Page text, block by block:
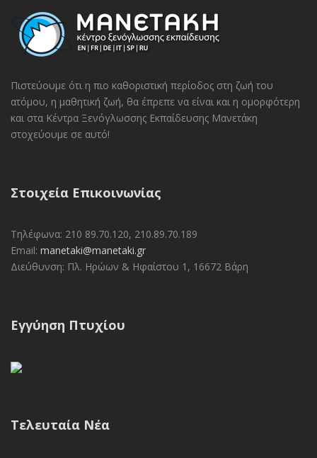
Πιστεύουμε ότι η πιο καθοριστική περίοδος στη ζωή του
ατόμου, η μαθητική ζωή, θα έπρεπε να είναι και η ομορφότερη
και στα Κέντρα Ξενόγλωσσης Εκπαίδευσης Μανετάκη
στοχεύουμε σε αυτό!
Στοιχεία Επικοινωνίας
Τηλέφωνα: 210 89.70.120, 210.89.70.189
Email: manetaki@manetaki.gr
Διεύθυνση: Πλ. Ηρώων & Ηφαίστου 1, 16672 Βάρη
Εγγύηση Πτυχίου
Τελευταία Νέα